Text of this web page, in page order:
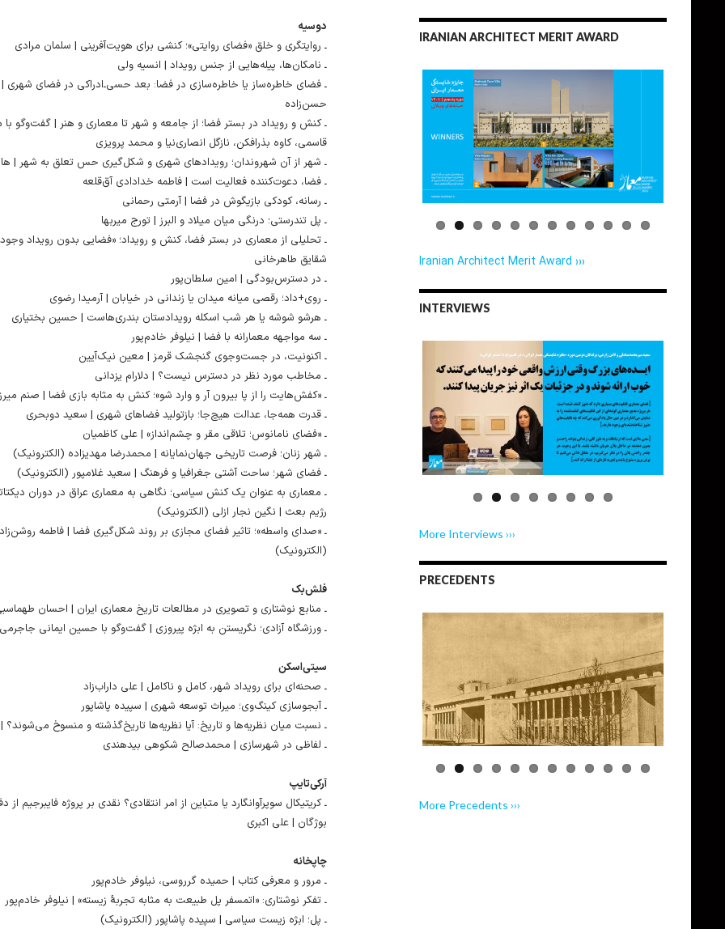
دوسیه
ـ روایتگری و خلق «فضای روایتی»؛ کنشی برای هویت‌آفرینی | سلمان مرادی
ـ نامکان‌ها، پیله‌هایی از جنس رویداد | انسیه ولی
ـ فضای خاطره‌ساز یا خاطره‌سازی در فضا: بعد حسی‌ـ‌ادراکی در فضای شهری
حسن‌زاده
ـ کنش و رویداد در بستر فضا؛ از جامعه و شهر تا معماری و هنر | گفت‌وگو با
قاسمی، کاوه بذرافکن، نازگل انصاری‌نیا و محمد پرویزی
ـ شهر از آن شهروندان؛ رویدادهای شهری و شکل‌گیری حس تعلق به شهر |
ـ فضا، دعوت‌کننده فعالیت است | فاطمه خدادادی آق‌قلعه
ـ رسانه، کودکی بازیگوش در فضا | آرمتی رحمانی
ـ پل تندرستی؛ درنگی میان میلاد و البرز | تورج میربها
ـ تحلیلی از معماری در بستر فضا، کنش و رویداد؛ «فضایی بدون رویداد وجود
شقایق طاهرخانی
ـ در دسترس‌بودگی | امین سلطان‌پور
ـ روی+داد؛ رقصی میانه میدان یا زندانی در خیابان | آرمیدا رضوی
ـ هرشو شوشه یا هر شب اسکله رویدادستان بندری‌هاست | حسین بختیاری
ـ سه مواجهه معمارانه با فضا | نیلوفر خادم‌پور
ـ اکنونیت، در جست‌وجوی گنجشک قرمز | معین نیک‌آیین
ـ مخاطب مورد نظر در دسترس نیست؟ | دلارام یزدانی
ـ «کفش‌هایت را از پا بیرون آر و وارد شو»؛ کنش به‌ مثابه بازی فضا | صنم
ـ قدرت همه‌جا، عدالت هیچ‌جا؛ بازتولید فضاهای شهری | سعید دوبحری
ـ «فضای نامانوس؛ تلاقی مقر و چشم‌انداز» | علی کاظمیان
ـ شهر زنان؛ فرصت تاریخی جهان‌نمایانه | محمدرضا مهدیزاده (الکترونیک)
ـ فضای شهر؛ ساحت آشتی جغرافیا و فرهنگ | سعید غلامپور (الکترونیک)
ـ معماری به‌ عنوان یک کنش سیاسی؛ نگاهی به معماری عراق در دوران
رژیم بعث | نگین نجار ازلی (الکترونیک)
ـ «صدای واسطه»؛ تاثیر فضای مجازی بر روند شکل‌گیری فضا | فاطمه
(الکترونیک)
فلش‌بک
ـ منابع نوشتاری و تصویری در مطالعات تاریخ معماری ایران | احسان
ـ ورزشگاه آزادی؛ نگریستن به ابژه پیروزی | گفت‌وگو با حسین ایمانی جاجرمی
سیتی‌اسکن
ـ صحنه‌ای برای رویداد شهر، کامل و ناکامل | علی داراب‌زاد
ـ آبجوسازی کینگ‌وی؛ میراث توسعه شهری | سپیده پاشاپور
ـ نسبت میان نظریه‌ها و تاریخ: آیا نظریه‌ها تاریخ‌گذشته و منسوخ می‌شوند؟
ـ لفاظی در شهرسازی | محمدصالح شکوهی بیدهندی
آرکی‌تایپ
ـ کریتیکال سوپرآوانگارد یا متباین از امر انتقادی؟ نقدی بر پروژه فایبرجیم از
بوژگان | علی اکبری
چاپخانه
ـ مرور و معرفی کتاب | حمیده گرروسی، نیلوفر خادم‌پور
ـ تفکر نوشتاری: «اتمسفر پل طبیعت به‌ مثابه تجربۀ زیسته» | نیلوفر خادم‌پور
ـ پل؛ ابژه زیست سیاسی | سپیده پاشاپور (الکترونیک)
IRANIAN ARCHITECT MERIT AWARD
Iranian Architect Merit Award ›››
INTERVIEWS
More Interviews ›››
PRECEDENTS
More Precedents ›››